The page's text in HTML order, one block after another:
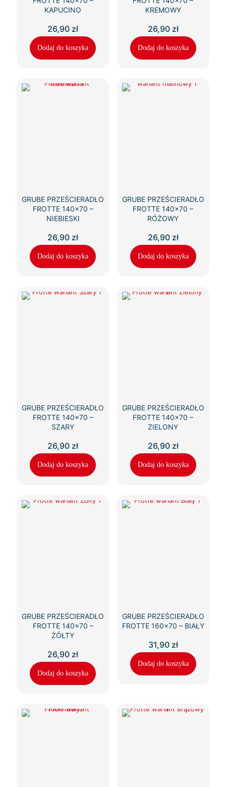
KAPUCINO
26,90 zł
Dodaj do koszyka
KREMOWY
26,90 zł
Dodaj do koszyka
GRUBE PRZEŚCIERADŁO
FROTTE 140×70 –
NIEBIESKI
26,90 zł
Dodaj do koszyka
GRUBE PRZEŚCIERADŁO
FROTTE 140×70 –
RÓŻOWY
26,90 zł
Dodaj do koszyka
GRUBE PRZEŚCIERADŁO
FROTTE 140×70 –
SZARY
26,90 zł
Dodaj do koszyka
GRUBE PRZEŚCIERADŁO
FROTTE 140×70 –
ZIELONY
26,90 zł
Dodaj do koszyka
GRUBE PRZEŚCIERADŁO
FROTTE 140×70 –
ŻÓŁTY
26,90 zł
Dodaj do koszyka
GRUBE PRZEŚCIERADŁO
FROTTE 160×70 – BIAŁY
31,90 zł
Dodaj do koszyka